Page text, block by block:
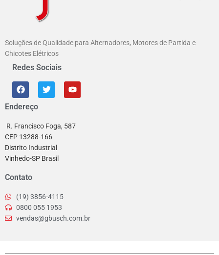
Soluções de Qualidade para Alternadores, Motores de Partida e
Chicotes Elétricos
Redes Sociais
Endereço
R. Francisco Foga, 587
CEP 13288-166
Distrito Industrial
Vinhedo-SP Brasil
Contato
(19) 3856-4115
0800 055 1953
vendas@gbusch.com.br